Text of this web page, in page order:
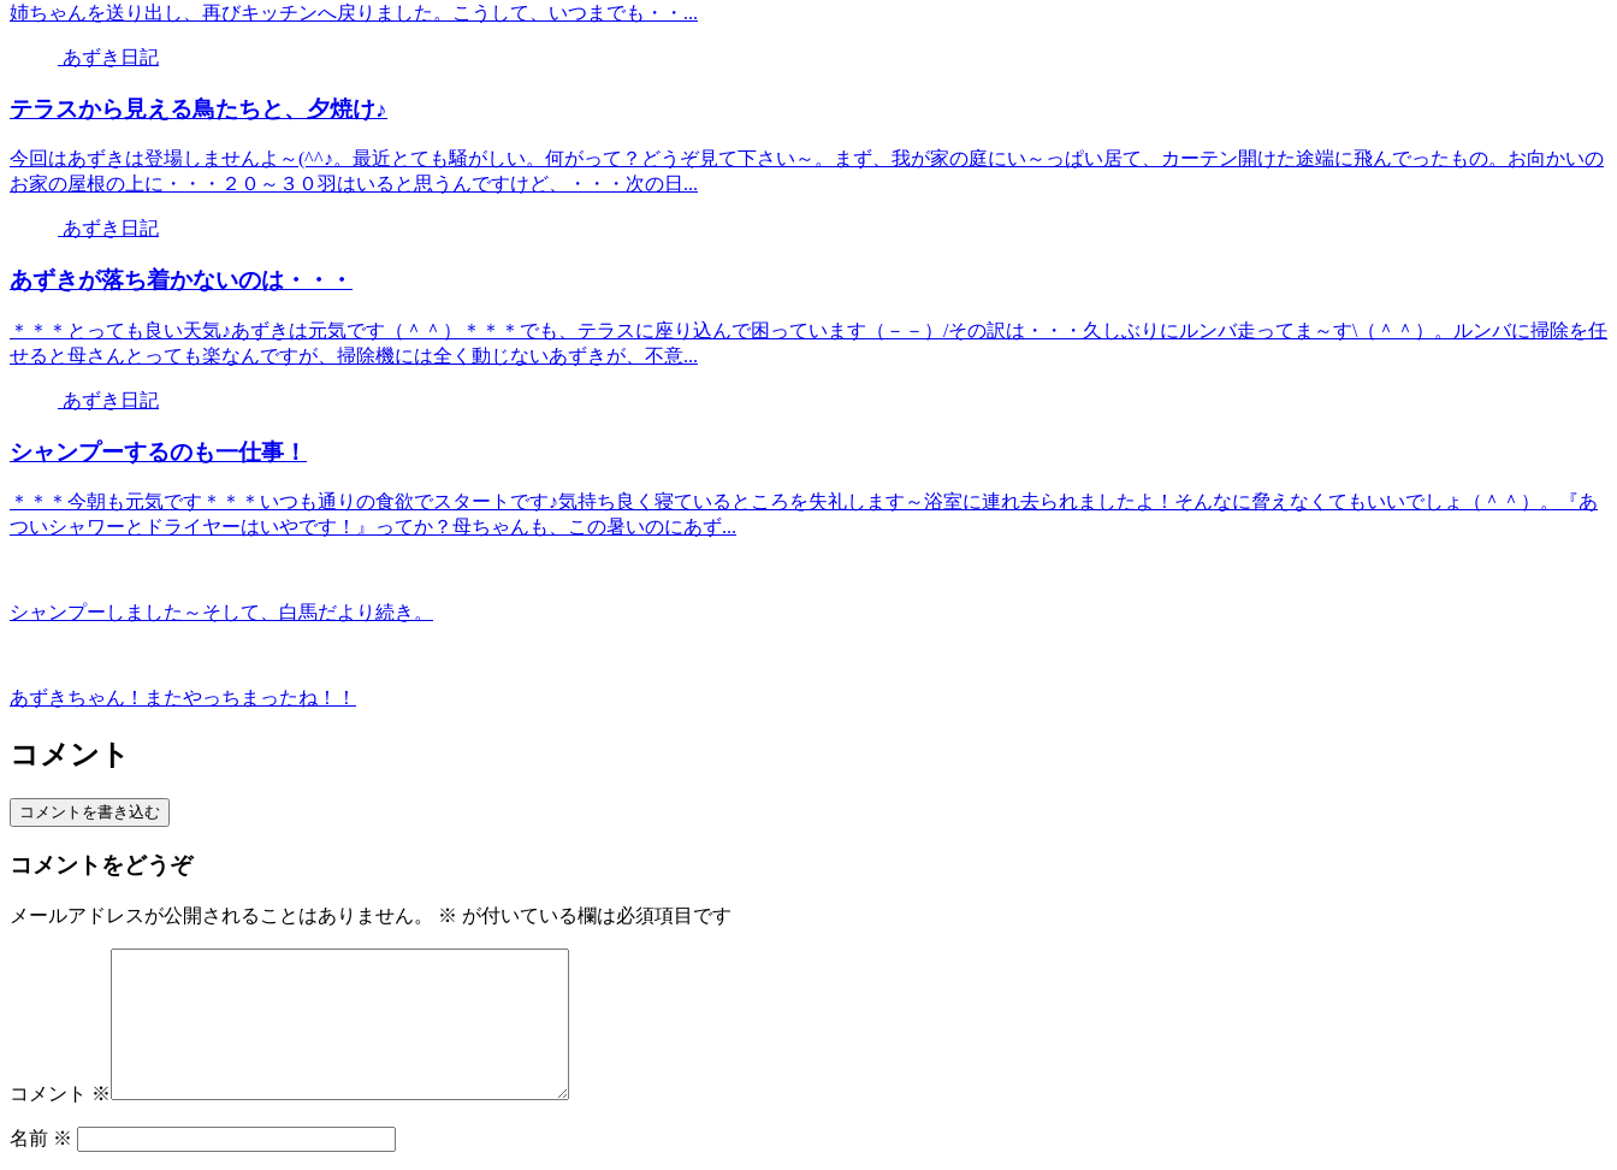
姉ちゃんを送り出し、再びキッチンへ戻りました。こうして、いつまでも・・...
あずき日記
テラスから見える鳥たちと、夕焼け♪
今回はあずきは登場しませんよ～(^^♪。最近とても騒がしい。何がって？どうぞ見て下さい～。まず、我が家の庭にい～っぱい居て、カーテン開けた途端に飛んでったもの。お向かいの
お家の屋根の上に・・・２０～３０羽はいると思うんですけど、・・・次の日...
あずき日記
あずきが落ち着かないのは・・・
＊＊＊とっても良い天気♪あずきは元気です（＾＾）＊＊＊でも、テラスに座り込んで困っています（－－）/その訳は・・・久しぶりにルンバ走ってま～す\（＾＾）。ルンバに掃除を任
せると母さんとっても楽なんですが、掃除機には全く動じないあずきが、不意...
あずき日記
シャンプーするのも一仕事！
＊＊＊今朝も元気です＊＊＊いつも通りの食欲でスタートです♪気持ち良く寝ているところを失礼します～浴室に連れ去られましたよ！そんなに脅えなくてもいいでしょ（＾＾）。『あ
ついシャワーとドライヤーはいやです！』ってか？母ちゃんも、この暑いのにあず...
シャンプーしました～そして、白馬だより続き。
あずきちゃん！またやっちまったね！！
コメント
コメントを書き込む
コメントをどうぞ
メールアドレスが公開されることはありません。 ※ が付いている欄は必須項目です
コメント ※
名前 ※